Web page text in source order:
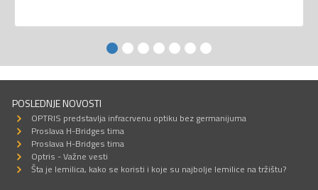
POSLEDNJE NOVOSTI
OPTRIS predstavlja infracrvenu optiku bez germanijuma
Proslava H-Bridges tima
Proslava H-Bridges tima
Optris - Važne vesti
Šta je lemilica, kako se koristi i koje su najbolje lemilice na tržištu?